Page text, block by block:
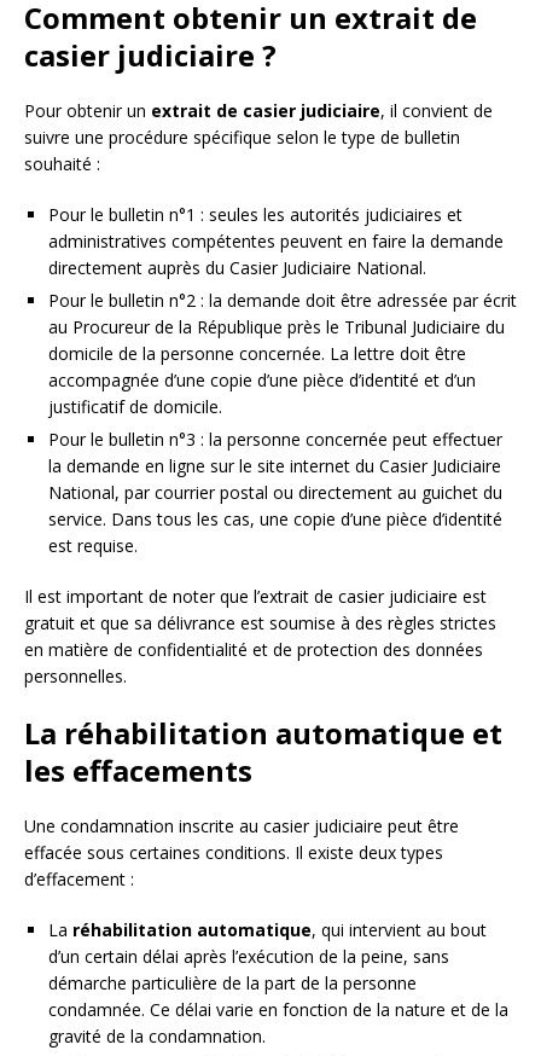
Comment obtenir un extrait de
casier judiciaire ?
Pour obtenir un extrait de casier judiciaire, il convient de
suivre une procédure spécifique selon le type de bulletin
souhaité :
Pour le bulletin n°1 : seules les autorités judiciaires et
administratives compétentes peuvent en faire la demande
directement auprès du Casier Judiciaire National.
Pour le bulletin n°2 : la demande doit être adressée par écrit
au Procureur de la République près le Tribunal Judiciaire du
domicile de la personne concernée. La lettre doit être
accompagnée d’une copie d’une pièce d’identité et d’un
justificatif de domicile.
Pour le bulletin n°3 : la personne concernée peut effectuer
la demande en ligne sur le site internet du Casier Judiciaire
National, par courrier postal ou directement au guichet du
service. Dans tous les cas, une copie d’une pièce d’identité
est requise.
Il est important de noter que l’extrait de casier judiciaire est
gratuit et que sa délivrance est soumise à des règles strictes
en matière de confidentialité et de protection des données
personnelles.
La réhabilitation automatique et
les effacements
Une condamnation inscrite au casier judiciaire peut être
effacée sous certaines conditions. Il existe deux types
d’effacement :
La réhabilitation automatique, qui intervient au bout
d’un certain délai après l’exécution de la peine, sans
démarche particulière de la part de la personne
condamnée. Ce délai varie en fonction de la nature et de la
gravité de la condamnation.